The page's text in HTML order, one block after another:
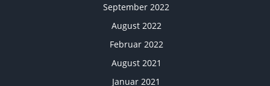
September 2022
August 2022
Februar 2022
August 2021
Januar 2021